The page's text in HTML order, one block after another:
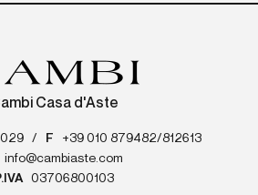
Casa d'Aste
/ F
+39 010 879482/812613
info@cambiaste.com
03706800103